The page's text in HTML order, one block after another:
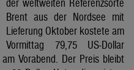
der weltweiten Referenzsorte
Brent aus der Nordsee mit
Lieferung Oktober kostete am
Vormittag 79,75 US-Dollar
Vorabend. Der Preis bleibt